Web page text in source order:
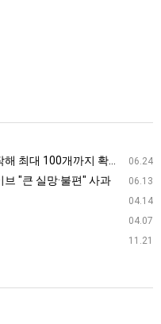
06.24
않았지만, 시장 대표성이나 거래량을 고려해 선정할 계획이다.
06.13
"큰 실망·불편" 사과
04.14
04.07
11.21